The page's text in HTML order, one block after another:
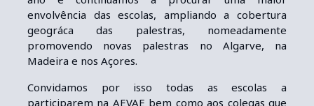
envolvência das escolas, ampliando a cobertura
geográfica das palestras, nomeadamente
promovendo novas palestras no Algarve, na
Madeira e nos Açores.
Convidamos por isso todas as escolas a
participarem na AEVAE bem como aos colegas que